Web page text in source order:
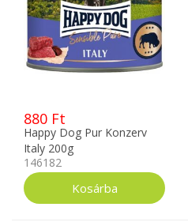
880 Ft
Happy Dog Pur Konzerv
Italy 200g
146182